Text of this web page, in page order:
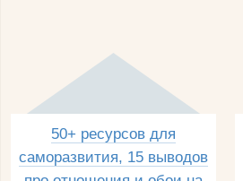
50+ ресурсов для
саморазвития, 15 выводов